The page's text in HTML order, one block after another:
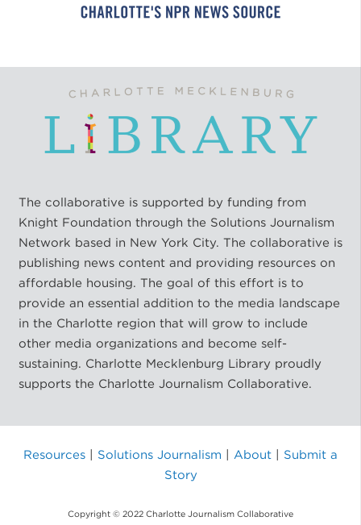
The collaborative is supported by funding from
Knight Foundation through the Solutions Journalism
Network based in New York City. The collaborative is
publishing news content and providing resources on
affordable housing. The goal of this effort is to
provide an essential addition to the media landscape
in the Charlotte region that will grow to include
other media organizations and become self-
sustaining. Charlotte Mecklenburg Library proudly
supports the Charlotte Journalism Collaborative.
Resources Solutions Journalism About
Submit a
Story
Copyright © 2022 Charlotte Journalism Collaborative